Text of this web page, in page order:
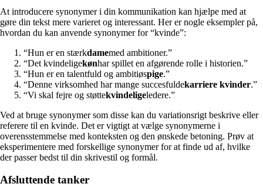
At introducere synonymer i din kommunikation kan hjælpe med at
gøre din tekst mere varieret og interessant. Her er nogle eksempler på,
hvordan du kan anvende synonymer for “kvinde”:
“Hun er en stærkdamemed ambitioner.”
“Det kvindeligekønhar spillet en afgørende rolle i historien.”
“Hun er en talentfuld og ambitiøspige.”
“Denne virksomhed har mange succesfuldekarriere kvinder.”
“Vi skal fejre og støttekvindeligeledere.”
Ved at bruge synonymer som disse kan du variationsrigt beskrive eller
referere til en kvinde. Det er vigtigt at vælge synonymerne i
overensstemmelse med konteksten og den ønskede betoning. Prøv at
eksperimentere med forskellige synonymer for at finde ud af, hvilke
der passer bedst til din skrivestil og formål.
Afsluttende tanker